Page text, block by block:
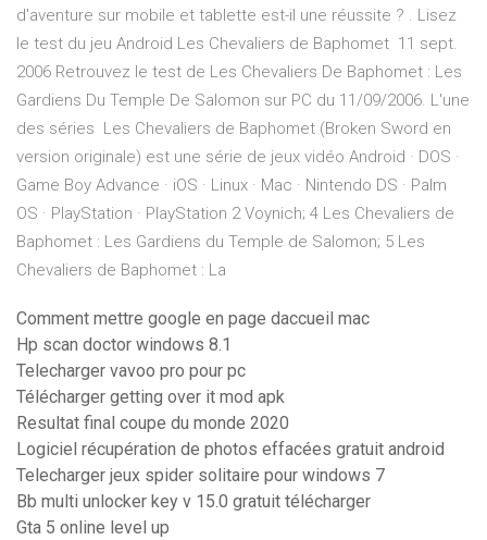
d'aventure sur mobile et tablette est-il une réussite ? . Lisez
le test du jeu Android Les Chevaliers de Baphomet 11 sept.
2006 Retrouvez le test de Les Chevaliers De Baphomet : Les
Gardiens Du Temple De Salomon sur PC du 11/09/2006. L'une
des séries Les Chevaliers de Baphomet (Broken Sword en
version originale) est une série de jeux vidéo Android · DOS ·
Game Boy Advance · iOS · Linux · Mac · Nintendo DS · Palm
OS · PlayStation · PlayStation 2 Voynich; 4 Les Chevaliers de
Baphomet : Les Gardiens du Temple de Salomon; 5 Les
Chevaliers de Baphomet : La
Comment mettre google en page daccueil mac
Hp scan doctor windows 8.1
Telecharger vavoo pro pour pc
Télécharger getting over it mod apk
Resultat final coupe du monde 2020
Logiciel récupération de photos effacées gratuit android
Telecharger jeux spider solitaire pour windows 7
Bb multi unlocker key v 15.0 gratuit télécharger
Gta 5 online level up